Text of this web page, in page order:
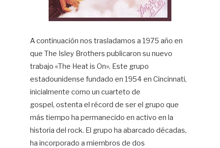
A continuación nos trasladamos a 1975 año en
que The Isley Brothers publicaron su nuevo
trabajo «The Heat is On». Este grupo
estadounidense fundado en 1954 en Cincinnati,
inicialmente como un cuarteto de
gospel, ostenta el récord de ser el grupo que
más tiempo ha permanecido en activo en la
historia del rock. El grupo ha abarcado décadas,
ha incorporado a miembros de dos